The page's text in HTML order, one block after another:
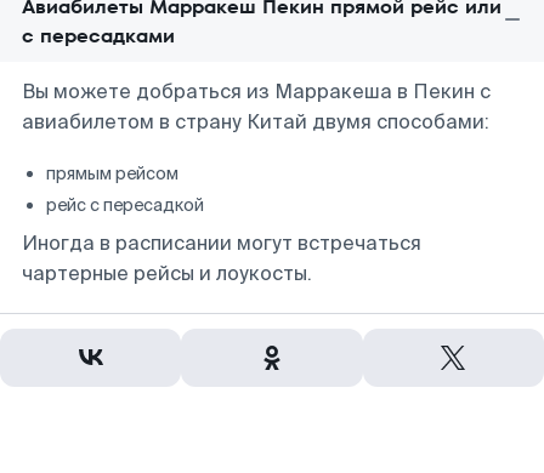
Авиабилеты Марракеш Пекин прямой рейс или
с пересадками
Вы можете добраться из Марракеша в Пекин с
авиабилетом в страну Китай двумя способами:
прямым рейсом
рейс с пересадкой
Иногда в расписании могут встречаться
чартерные рейсы и лоукосты.